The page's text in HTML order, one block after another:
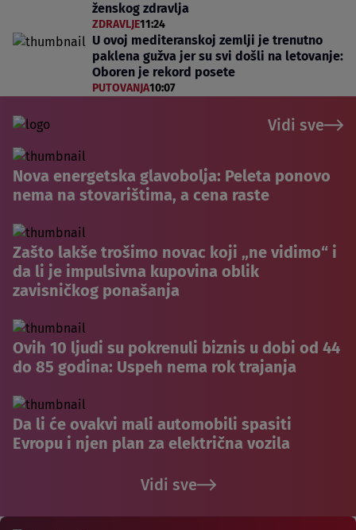
ženskog zdravlja
ZDRAVLJE11:24
U ovoj mediteranskoj zemlji je trenutno
paklena gužva jer su svi došli na letovanje:
Oboren je rekord posete
PUTOVANJA10:07
Vidi sve
Nova energetska glavobolja: Peleta ponovo
nema na stovarištima, a cena raste
Zašto lakše trošimo novac koji „ne vidimo“ i
da li je impulsivna kupovina oblik
zavisničkog ponašanja
Ovih 10 ljudi su pokrenuli biznis u dobi od 44
do 85 godina: Uspeh nema rok trajanja
Da li će ovakvi mali automobili spasiti
Evropu i njen plan za električna vozila
Vidi sve